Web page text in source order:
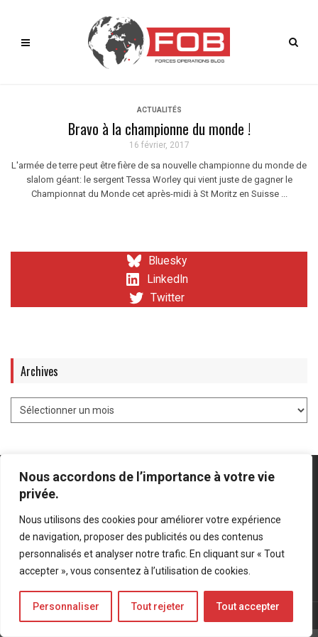
Nous accordons de l’importance à votre vie
privée.
Nous utilisons des cookies pour améliorer votre expérience
de navigation, proposer des publicités ou des contenus
personnalisés et analyser notre trafic. En cliquant sur « Tout
accepter », vous consentez à l’utilisation de cookies.
Personnaliser Tout rejeter Tout accepter
ACTUALITÉS
Bravo à la championne du monde !
16 février, 2017
L'armée de terre peut être fière de sa nouvelle championne du monde de
slalom géant: le sergent Tessa Worley qui vient juste de gagner le
Championnat du Monde cet après-midi à St Moritz en Suisse ...
Bluesky
LinkedIn
Twitter
Archives
Mentions légales-Politique de confidentialité
Bluesky
LinkedIn
Twitter
© Forces Operations Blog - 2022